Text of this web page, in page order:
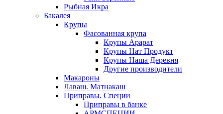
Рыбная Икра
Бакалея
Крупы
Фасованная крупа
Крупы Арарат
Крупы Нат Продукт
Крупы Наша Деревня
Другие производители
Макароны
Лаваш. Матнакаш
Приправы. Специи
Приправы в банке